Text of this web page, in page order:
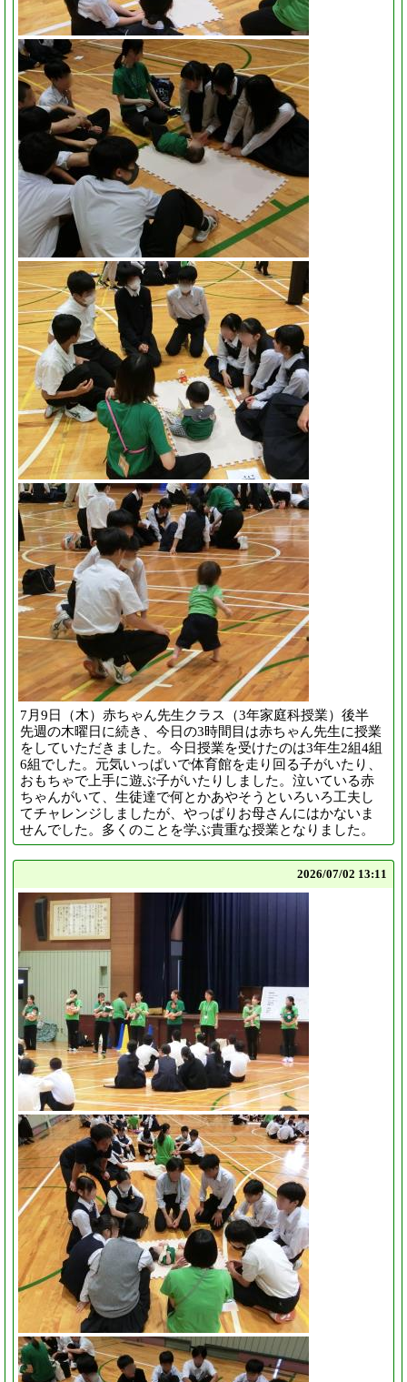
7月9日（木）赤ちゃん先生クラス（3年家庭科授業）後半
先週の木曜日に続き、今日の3時間目は赤ちゃん先生に授業
をしていただきました。今日授業を受けたのは3年生2組4組
6組でした。元気いっぱいで体育館を走り回る子がいたり、
おもちゃで上手に遊ぶ子がいたりしました。泣いている赤
ちゃんがいて、生徒達で何とかあやそうといろいろ工夫し
てチャレンジしましたが、やっぱりお母さんにはかないま
せんでした。多くのことを学ぶ貴重な授業となりました。
2026/07/02 13:11